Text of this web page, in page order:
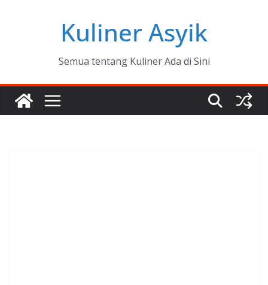
Kuliner Asyik
Semua tentang Kuliner Ada di Sini